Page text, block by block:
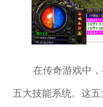
在传奇游戏中
五大技能系统。这